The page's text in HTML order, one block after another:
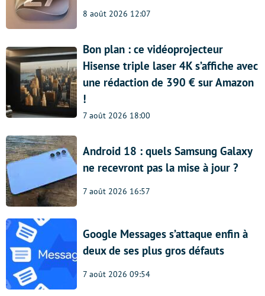
8 août 2026 12:07
Bon plan : ce vidéoprojecteur
Hisense triple laser 4K s’affiche avec
une rédaction de 390 € sur Amazon
!
7 août 2026 18:00
Android 18 : quels Samsung Galaxy
ne recevront pas la mise à jour ?
7 août 2026 16:57
Google Messages s’attaque enfin à
deux de ses plus gros défauts
7 août 2026 09:54